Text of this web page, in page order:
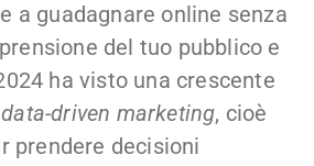
a guadagnare online senza
del tuo pubblico e
ha visto una crescente
data-driven marketing, cioè
prendere decisioni